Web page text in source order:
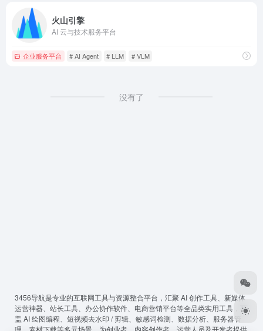
火山引擎
AI 云与技术服务平台
企业服务平台 # AI Agent # LLM # VLM
没有了
3456导航是专业的互联网工具与资源整合平台，汇聚 AI 创作工具、新媒体
运营神器、站长工具、办公协作软件、电商营销平台等全品类实用工具，覆
盖 AI 绘图编程、短视频去水印 / 剪辑、敏感词检测、数据分析、服务器管
理、素材下载等多元场景，为创业者、内容创作者、运营人员及开发者提供